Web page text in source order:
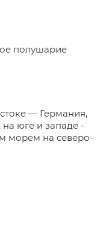
полушарие
— Германия,
юге и западе -
морем на северо-